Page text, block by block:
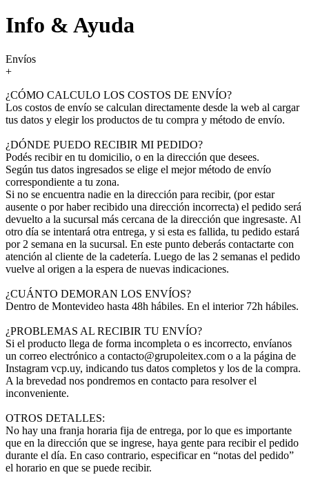
Info & Ayuda
Envíos
+
¿CÓMO CALCULO LOS COSTOS DE ENVÍO?
Los costos de envío se calculan directamente desde la web al cargar
tus datos y elegir los productos de tu compra y método de envío.
¿DÓNDE PUEDO RECIBIR MI PEDIDO?
Podés recibir en tu domicilio, o en la dirección que desees.
Según tus datos ingresados se elige el mejor método de envío
correspondiente a tu zona.
Si no se encuentra nadie en la dirección para recibir, (por estar
ausente o por haber recibido una dirección incorrecta) el pedido será
devuelto a la sucursal más cercana de la dirección que ingresaste. Al
otro día se intentará otra entrega, y si esta es fallida, tu pedido estará
por 2 semana en la sucursal. En este punto deberás contactarte con
atención al cliente de la cadetería. Luego de las 2 semanas el pedido
vuelve al origen a la espera de nuevas indicaciones.
¿CUÁNTO DEMORAN LOS ENVÍOS?
Dentro de Montevideo hasta 48h hábiles. En el interior 72h hábiles.
¿PROBLEMAS AL RECIBIR TU ENVÍO?
Si el producto llega de forma incompleta o es incorrecto, envíanos
un correo electrónico a contacto@grupoleitex.com o a la página de
Instagram vcp.uy, indicando tus datos completos y los de la compra.
A la brevedad nos pondremos en contacto para resolver el
inconveniente.
OTROS DETALLES:
No hay una franja horaria fija de entrega, por lo que es importante
que en la dirección que se ingrese, haya gente para recibir el pedido
durante el día. En caso contrario, especificar en “notas del pedido”
el horario en que se puede recibir.